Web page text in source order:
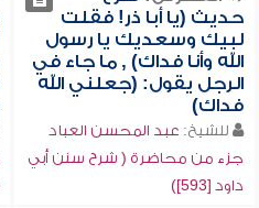
حديث (يا أبا ذر! فقلت
لبيك وسعديك يا رسول
الله وأنا فداك) , ما جاء في
الرجل يقول: (جعلني الله
فداك)
للشيخ: عبد المحسن العباد
جزء من محاضرة ( شرح سنن أبي
داود [593])